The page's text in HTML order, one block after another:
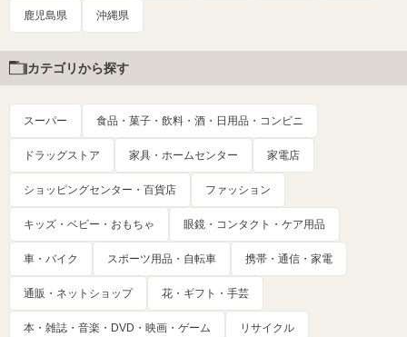
鹿児島県 沖縄県
カテゴリから探す
スーパー 食品・菓子・飲料・酒・日用品・コンビニ
ドラッグストア 家具・ホームセンター 家電店
ショッピングセンター・百貨店 ファッション
キッズ・ベビー・おもちゃ 眼鏡・コンタクト・ケア用品
車・バイク スポーツ用品・自転車 携帯・通信・家電
通販・ネットショップ 花・ギフト・手芸
本・雑誌・音楽・DVD・映画・ゲーム リサイクル